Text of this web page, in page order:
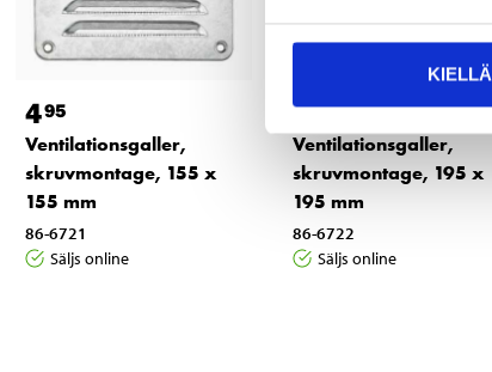
KIELLÄ
495
Ventilationsgaller,
skruvmontage, 155 x
155 mm
86-6721
Säljs online
595
Ventilationsgaller,
skruvmontage, 195 x
195 mm
86-6722
Säljs online